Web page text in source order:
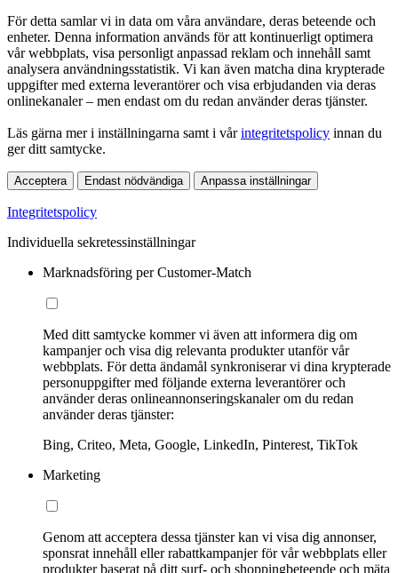
För detta samlar vi in data om våra användare, deras beteende och
enheter. Denna information används för att kontinuerligt optimera
vår webbplats, visa personligt anpassad reklam och innehåll samt
analysera användningsstatistik. Vi kan även matcha dina krypterade
uppgifter med externa leverantörer och visa erbjudanden via deras
onlinekanaler – men endast om du redan använder deras tjänster.
Läs gärna mer i inställningarna samt i vårintegritetspolicy innan du
ger ditt samtycke.
Acceptera Endast nödvändiga Anpassa inställningar
Integritetspolicy
Individuella sekretessinställningar
Marknadsföring per Customer-Match
Med ditt samtycke kommer vi även att informera dig om
kampanjer och visa dig relevanta produkter utanför vår
webbplats. För detta ändamål synkroniserar vi dina krypterade
personuppgifter med följande externa leverantörer och
använder deras onlineannonseringskanaler om du redan
använder deras tjänster:
Bing, Criteo, Meta, Google, LinkedIn, Pinterest, TikTok
Marketing
Genom att acceptera dessa tjänster kan vi visa dig annonser,
sponsrat innehåll eller rabattkampanjer för vår webbplats eller
produkter baserat på ditt surf- och shoppingbeteende och mäta